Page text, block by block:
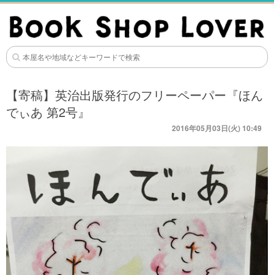
【寄稿】英治出版発行のフリーペーパー『ほん
でぃあ 第2号』
2016年05月03日(火) 10:49